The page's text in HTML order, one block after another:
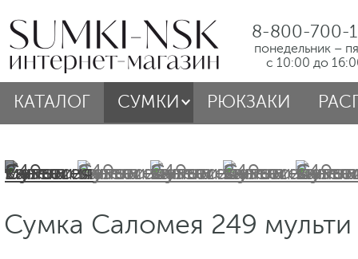
8-800-700-
понедельник –
с 10:00 до
КАТАЛОГ СУМКИ РЮКЗАКИ
Сумка Саломея 249 мульти